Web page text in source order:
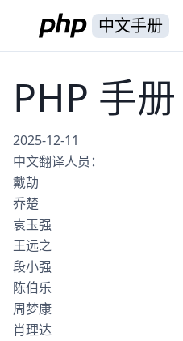
中文手册
PHP 手册
2025-12-11
中文翻译人员：
戴劼
乔楚
袁玉强
王远之
段小强
陈伯乐
周梦康
肖理达